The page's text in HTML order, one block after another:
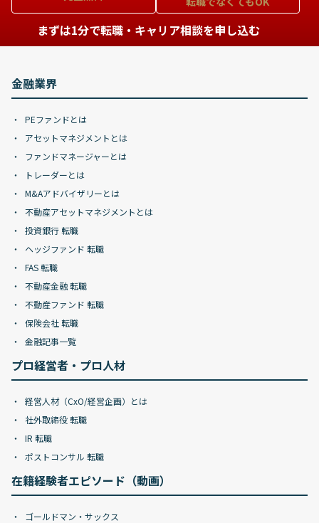
まずは1分で転職・キャリア相談を申し込む
金融業界
PEファンドとは
アセットマネジメントとは
ファンドマネージャーとは
トレーダーとは
M&Aアドバイザリーとは
不動産アセットマネジメントとは
投資銀行 転職
ヘッジファンド 転職
FAS 転職
不動産金融 転職
不動産ファンド 転職
保険会社 転職
金融記事一覧
プロ経営者・プロ人材
経営人材（CxO/経営企画）とは
社外取締役 転職
IR 転職
ポストコンサル 転職
在籍経験者エピソード（動画）
ゴールドマン・サックス